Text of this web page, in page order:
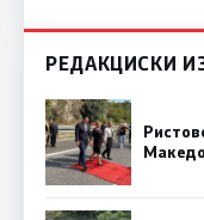
РЕДАКЦИСКИ